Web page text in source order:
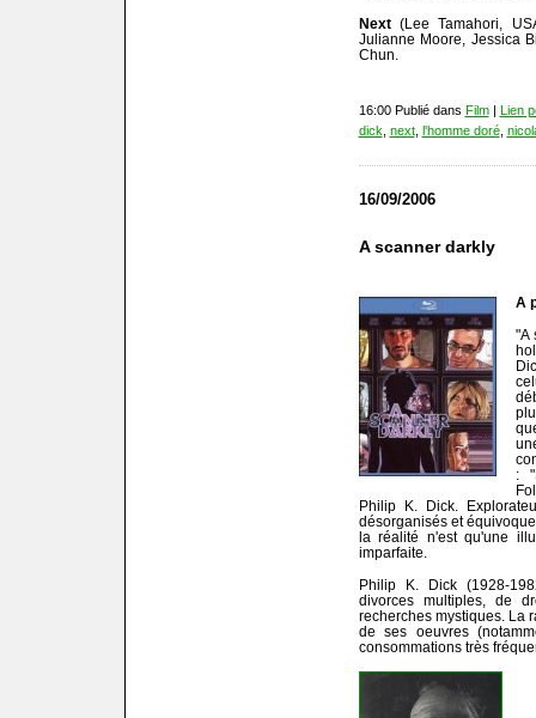
Next(Lee Tamahori,
Julianne Moore, Jessica
Chun.
16:00 Publié dans Film| Lien
dick next, l'homme doré,
16/09/2006
A scanner darkly
A
"A
:
Philip K. Dick.
désorganisés et
la réalité n'est qu'une
imparfaite.
Philip K. Dick (1928-
divorces multiples, de
recherches mystiques. La
de ses oeuvres
consommations très